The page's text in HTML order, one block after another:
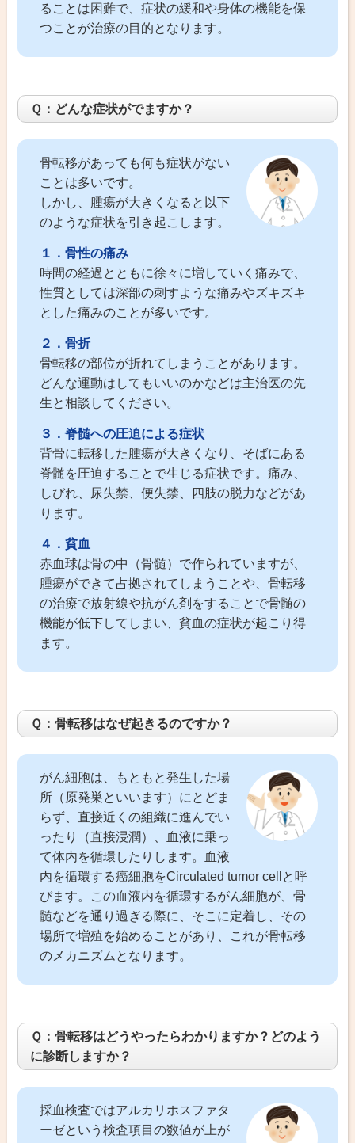
ることは困難で、症状の緩和や身体の機能を保
つことが治療の目的となります。
Ｑ：どんな症状がでますか？
骨転移があっても何も症状がない
ことは多いです。
しかし、腫瘍が大きくなると以下
のような症状を引き起こします。
１．骨性の痛み
時間の経過とともに徐々に増していく痛みで、
性質としては深部の刺すような痛みやズキズキ
とした痛みのことが多いです。
２．骨折
骨転移の部位が折れてしまうことがあります。
どんな運動はしてもいいのかなどは主治医の先
生と相談してください。
３．脊髄への圧迫による症状
背骨に転移した腫瘍が大きくなり、そばにある
脊髄を圧迫することで生じる症状です。痛み、
しびれ、尿失禁、便失禁、四肢の脱力などがあ
ります。
４．貧血
赤血球は骨の中（骨髄）で作られていますが、
腫瘍ができて占拠されてしまうことや、骨転移
の治療で放射線や抗がん剤をすることで骨髄の
機能が低下してしまい、貧血の症状が起こり得
ます。
Ｑ：骨転移はなぜ起きるのですか？
がん細胞は、もともと発生した場
所（原発巣といいます）にとどま
らず、直接近くの組織に進んでい
ったり（直接浸潤）、血液に乗っ
て体内を循環したりします。血液
内を循環する癌細胞をCirculated tumor cellと呼
びます。この血液内を循環するがん細胞が、骨
髄などを通り過ぎる際に、そこに定着し、その
場所で増殖を始めることがあり、これが骨転移
のメカニズムとなります。
Ｑ：骨転移はどうやったらわかりますか？どのよう
に診断しますか？
採血検査ではアルカリホスファタ
ーゼという検査項目の数値が上が